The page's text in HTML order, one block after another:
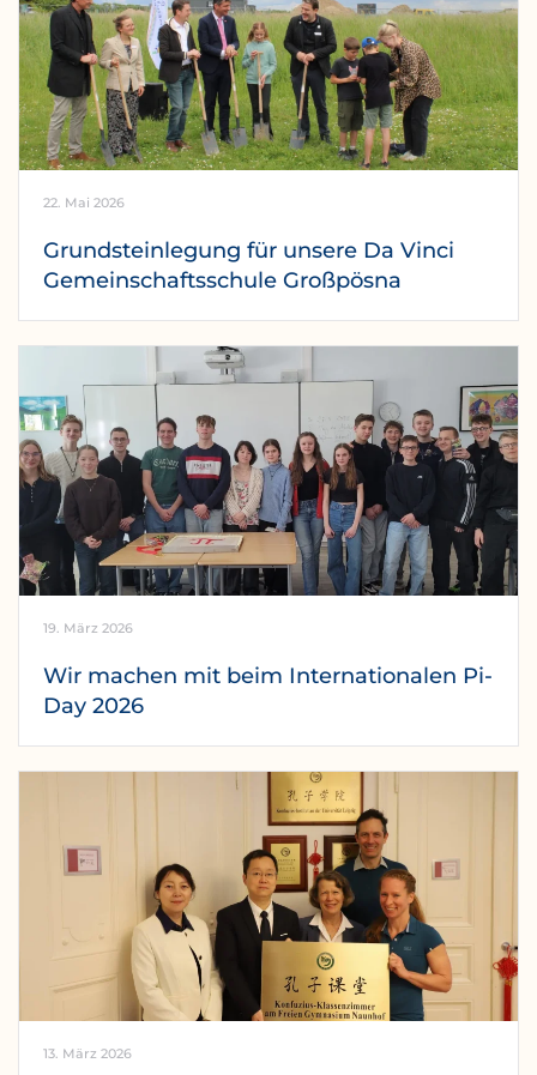
22. Mai 2026
Grundsteinlegung für unsere Da Vinci
Gemeinschaftsschule Großpösna
19. März 2026
Wir machen mit beim Internationalen Pi-
Day 2026
13. März 2026